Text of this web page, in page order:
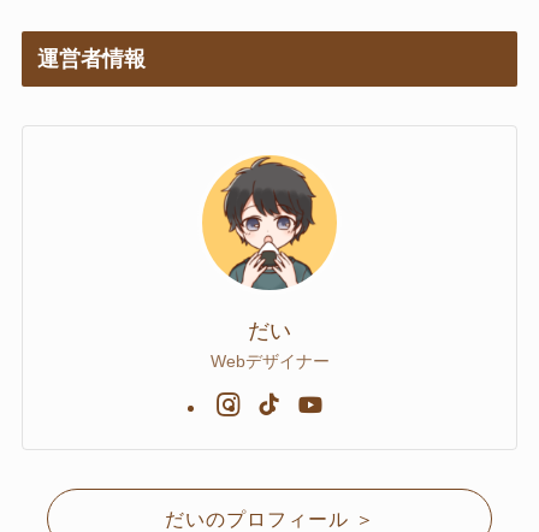
Instagram
TikTokYouTube
運営者情報
だい
Webデザイナー
だいのプロフィール ＞